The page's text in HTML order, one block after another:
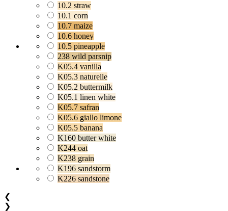
10.2 straw
10.1 corn
10.7 maize
10.6 honey
10.5 pineapple
238 wild parsnip
K05.4 vanilla
K05.3 naturelle
K05.2 buttermilk
K05.1 linen white
K05.7 safran
K05.6 giallo limone
K05.5 banana
K160 butter white
K244 oat
K238 grain
K196 sandstorm
K226 sandstone
❮
❯